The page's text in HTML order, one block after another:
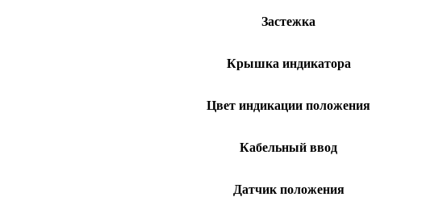
Застежка
Крышка индикатора
Цвет индикации положения
Кабельный ввод
Датчик положения